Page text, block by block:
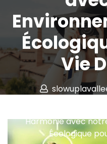
Vie
Harmonie avec
Écologique